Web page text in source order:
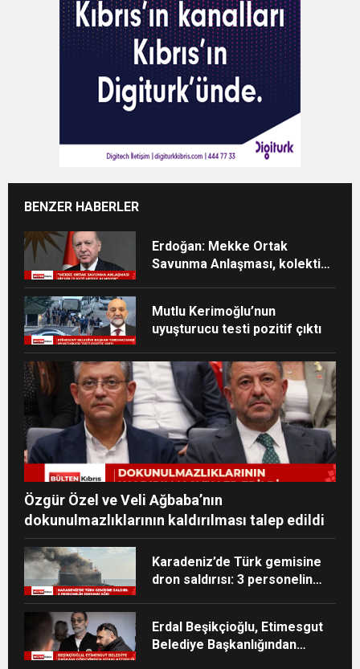
BENZER HABERLER
Erdoğan: Mekke Ortak
Savunma Anlaşması, kolektif
Mutlu Kerimoğlu’nun
uyuşturucu testi pozitif çıktı
Özgür Özel ve Veli Ağbaba’nın
dokunulmazlıklarının kaldırılması talep edildi
Karadeniz’de Türk gemisine
dron saldırısı: 3 personelin
Erdal Beşikçioğlu, Etimesgut
Belediye Başkanlığından